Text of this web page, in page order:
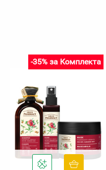
-35% за Комплекта